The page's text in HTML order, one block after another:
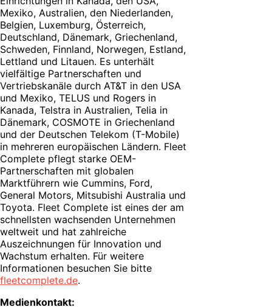
Mexiko, Australien, den Niederlanden,
Belgien, Luxemburg, Österreich,
Deutschland, Dänemark, Griechenland,
Schweden, Finnland, Norwegen, Estland,
Lettland und Litauen. Es unterhält
vielfältige Partnerschaften und
Vertriebskanäle durch AT&T in den USA
und Mexiko, TELUS und Rogers in
Kanada, Telstra in Australien, Telia in
Dänemark, COSMOTE in Griechenland
und der Deutschen Telekom (T-Mobile)
in mehreren europäischen Ländern. Fleet
Complete pflegt starke OEM-
Partnerschaften mit globalen
Marktführern wie Cummins, Ford,
General Motors, Mitsubishi Australia und
Toyota. Fleet Complete ist eines der am
schnellsten wachsenden Unternehmen
weltweit und hat zahlreiche
Auszeichnungen für Innovation und
Wachstum erhalten. Für weitere
Informationen besuchen Sie bitte
fleetcomplete.de.
Medienkontakt: